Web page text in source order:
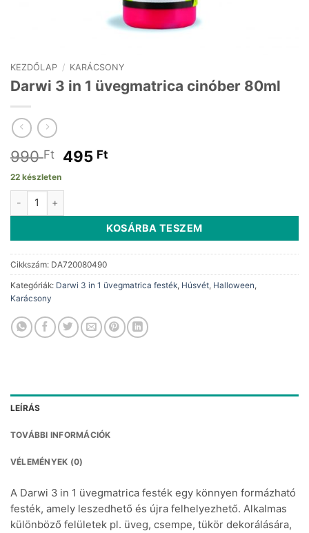
KEZDŐLAP / KARÁCSONY
Darwi 3 in 1 üvegmatrica cinóber 80ml
990Ft
Original
was:
495 FtCurrent
22 készleten
Darwi 3 in 1 üvegmatrica cinóber 80ml mennyiség
KOSÁRBA TESZEM
Cikkszám: DA720080490
Kategóriák: Darwi 3 in 1 üvegmatrica festék, Húsvét, Halloween,
Karácsony
LEÍRÁS
TOVÁBBI INFORMÁCIÓK
VÉLEMÉNYEK (0)
A Darwi 3 in 1 üvegmatrica festék egy könnyen formázható
festék, amely leszedhető és újra felhelyezhető. Alkalmas
különböző felületek pl. üveg, csempe, tükör dekorálására,